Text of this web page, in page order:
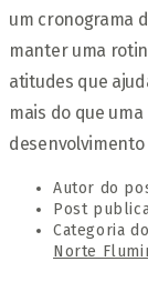
um cronograma
manter uma
atitudes que
mais do que
Autor do
Post
Categoria
Norte